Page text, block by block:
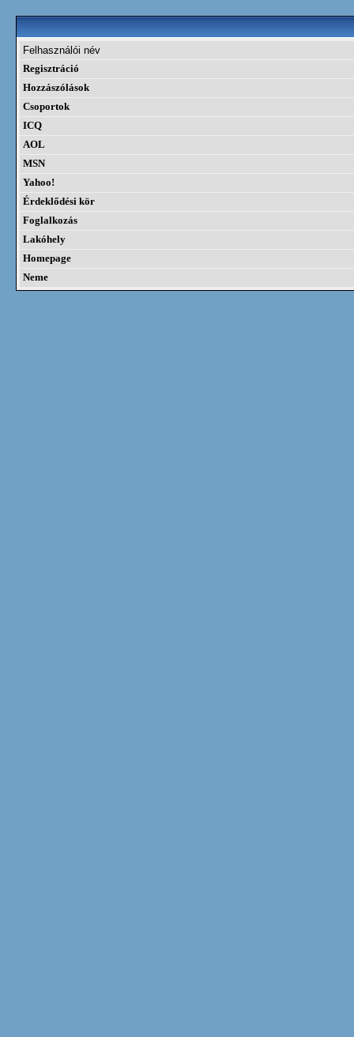
Felhasználói név
Regisztráció
Hozzászólások
Csoportok
ICQ
AOL
MSN
Yahoo!
Érdeklődési kör
Foglalkozás
Lakóhely
Homepage
Neme